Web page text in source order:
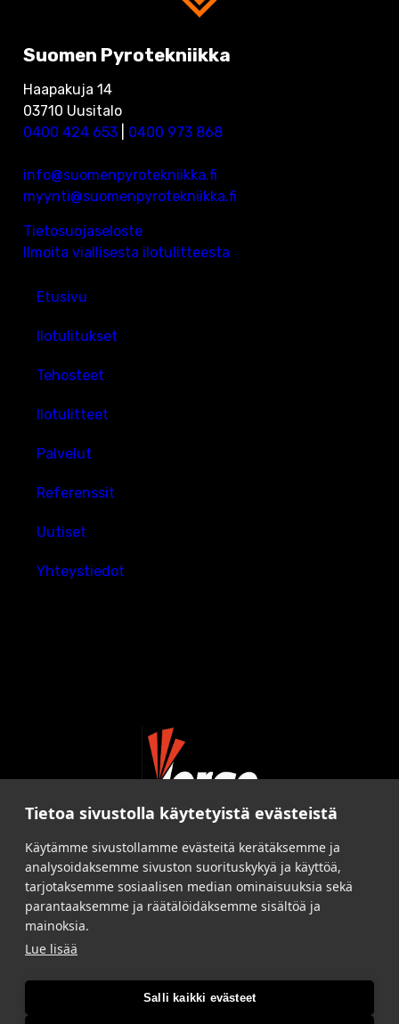
Suomen Pyrotekniikka
Haapakuja 14
03710 Uusitalo
0400 424 653
0400 973 868
info@suomenpyrotekniikka.fi
myynti@suomenpyrotekniikka.fi
Tietosuojaseloste
Ilmoita viallisesta ilotulitteesta
Etusivu
Ilotulitukset
Tehosteet
Ilotulitteet
Palvelut
Referenssit
Uutiset
Yhteystiedot
Tietoa sivustolla käytetyistä evästeistä
Käytämme sivustollamme evästeitä kerätäksemme ja
analysoidaksemme sivuston suorituskykyä ja käyttöä,
tarjotaksemme sosiaalisen median ominaisuuksia sekä
parantaaksemme ja räätälöidäksemme sisältöä ja
mainoksia.
Lue lisää
Salli kaikki evästeet